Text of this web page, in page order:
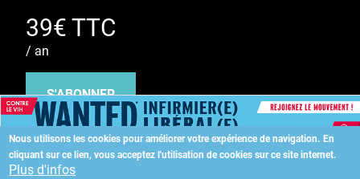
Nous utilisons les cookies pour améliorer votre expérience de navigation. En
cliquant sur ce lien, vous acceptez l'utilisation de cookies sur ce site internet.
Plus d'infos
39€ TTC
/ an
S'ABONNER
Copyright